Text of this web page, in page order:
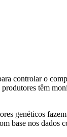
controlar o
têm
genéticos
base nos dados